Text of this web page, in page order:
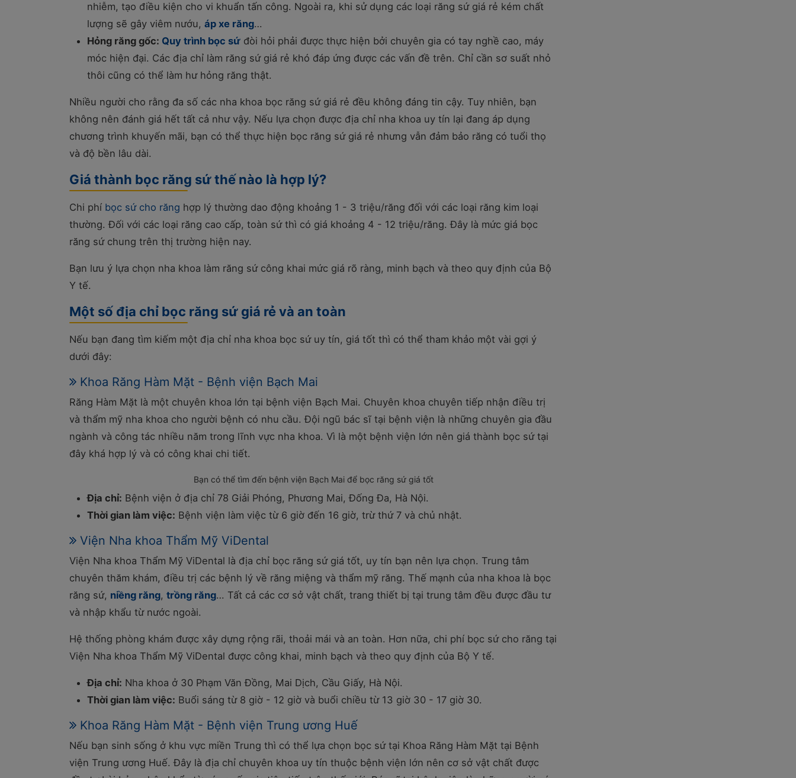
nhiễm, tạo điều kiện cho vi khuẩn tấn công. Ngoài ra, khi sử dụng các loại răng sứ giá rẻ kém chất
lượng sẽ gây viêm nướu, áp xe răng…
Hỏng răng gốc: Quy trình bọc sứ đòi hỏi phải được thực hiện bởi chuyên gia có tay nghề cao, máy
móc hiện đại. Các địa chỉ làm răng sứ giá rẻ khó đáp ứng được các vấn đề trên. Chỉ cần sơ suất nhỏ
thôi cũng có thể làm hư hỏng răng thật.
Nhiều người cho rằng đa số các nha khoa bọc răng sứ giá rẻ đều không đáng tin cậy. Tuy nhiên, bạn
không nên đánh giá hết tất cả như vậy. Nếu lựa chọn được địa chỉ nha khoa uy tín lại đang áp dụng
chương trình khuyến mãi, bạn có thể thực hiện bọc răng sứ giá rẻ nhưng vẫn đảm bảo răng có tuổi thọ
và độ bền lâu dài.
Giá thành bọc răng sứ thế nào là hợp lý?
Chi phí bọc sứ cho răng hợp lý thường dao động khoảng 1 - 3 triệu/răng đối với các loại răng kim loại
thường. Đối với các loại răng cao cấp, toàn sứ thì có giá khoảng 4 - 12 triệu/răng. Đây là mức giá bọc
răng sứ chung trên thị trường hiện nay.
Bạn lưu ý lựa chọn nha khoa làm răng sứ công khai mức giá rõ ràng, minh bạch và theo quy định của Bộ
Y tế.
Một số địa chỉ bọc răng sứ giá rẻ và an toàn
Nếu bạn đang tìm kiếm một địa chỉ nha khoa bọc sứ uy tín, giá tốt thì có thể tham khảo một vài gợi ý
dưới đây:
Khoa Răng Hàm Mặt - Bệnh viện Bạch Mai
Răng Hàm Mặt là một chuyên khoa lớn tại bệnh viện Bạch Mai. Chuyên khoa chuyên tiếp nhận điều trị
và thẩm mỹ nha khoa cho người bệnh có nhu cầu. Đội ngũ bác sĩ tại bệnh viện là những chuyên gia đầu
ngành và công tác nhiều năm trong lĩnh vực nha khoa. Vì là một bệnh viện lớn nên giá thành bọc sứ tại
đây khá hợp lý và có công khai chi tiết.
Bạn có thể tìm đến bệnh viện Bạch Mai để bọc răng sứ giá tốt
Địa chỉ: Bệnh viện ở địa chỉ 78 Giải Phóng, Phương Mai, Đống Đa, Hà Nội.
Thời gian làm việc: Bệnh viện làm việc từ 6 giờ đến 16 giờ, trừ thứ 7 và chủ nhật.
Viện Nha khoa Thẩm Mỹ ViDental
Viện Nha khoa Thẩm Mỹ ViDental là địa chỉ bọc răng sứ giá tốt, uy tín bạn nên lựa chọn. Trung tâm
chuyên thăm khám, điều trị các bệnh lý về răng miệng và thẩm mỹ răng. Thế mạnh của nha khoa là bọc
răng sứ, niềng răng, trồng răng… Tất cả các cơ sở vật chất, trang thiết bị tại trung tâm đều được đầu tư
và nhập khẩu từ nước ngoài.
Hệ thống phòng khám được xây dựng rộng rãi, thoải mái và an toàn. Hơn nữa, chi phí bọc sứ cho răng tại
Viện Nha khoa Thẩm Mỹ ViDental được công khai, minh bạch và theo quy định của Bộ Y tế.
Địa chỉ: Nha khoa ở 30 Phạm Văn Đồng, Mai Dịch, Cầu Giấy, Hà Nội.
Thời gian làm việc: Buổi sáng từ 8 giờ - 12 giờ và buổi chiều từ 13 giờ 30 - 17 giờ 30.
Khoa Răng Hàm Mặt - Bệnh viện Trung ương Huế
Nếu bạn sinh sống ở khu vực miền Trung thì có thể lựa chọn bọc sứ tại Khoa Răng Hàm Mặt tại Bệnh
viện Trung ương Huế. Đây là địa chỉ chuyên khoa uy tín thuộc bệnh viện lớn nên cơ sở vật chất được